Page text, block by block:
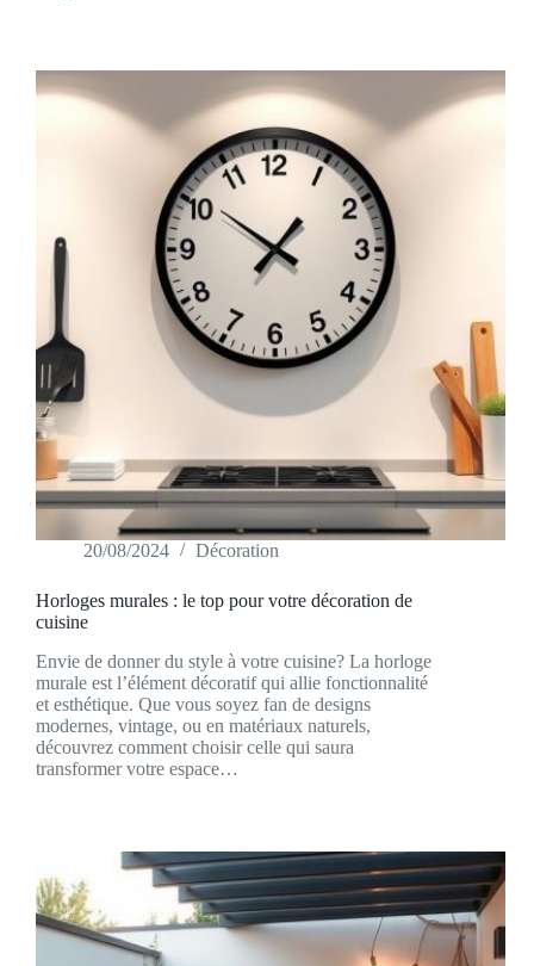
20/08/2024 Décoration
Horloges murales : le top pour votre décoration de
cuisine
Envie de donner du style à votre cuisine? La horloge
murale est l’élément décoratif qui allie fonctionnalité
et esthétique. Que vous soyez fan de designs
modernes, vintage, ou en matériaux naturels,
découvrez comment choisir celle qui saura
transformer votre espace…